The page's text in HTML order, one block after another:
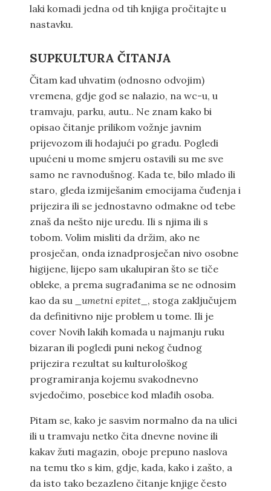
laki komadi jedna od tih knjiga pročitajte u
nastavku.
SUPKULTURA ČITANJA
Čitam kad uhvatim (odnosno odvojim)
vremena, gdje god se nalazio, na wc-u, u
tramvaju, parku, autu.. Ne znam kako bi
opisao čitanje prilikom vožnje javnim
prijevozom ili hodajući po gradu. Pogledi
upućeni u mome smjeru ostavili su me sve
samo ne ravnodušnog. Kada te, bilo mlado ili
staro, gleda izmiješanim emocijama čuđenja i
prijezira ili se jednostavno odmakne od tebe
znaš da nešto nije uredu. Ili s njima ili s
tobom. Volim misliti da držim, ako ne
prosječan, onda iznadprosječan nivo osobne
higijene, lijepo sam ukalupiran što se tiče
obleke, a prema sugrađanima se ne odnosim
kao da su
_umetni epitet_ , stoga zaključujem
da definitivno nije problem u tome. Ili je
cover Novih lakih komada u najmanju ruku
bizaran ili pogledi puni nekog čudnog
prijezira rezultat su kulturološkog
programiranja kojemu svakodnevno
svjedočimo, posebice kod mlađih osoba.
Pitam se, kako je sasvim normalno da na ulici
ili u tramvaju netko čita dnevne novine ili
kakav žuti magazin, oboje prepuno naslova
na temu tko s kim, gdje, kada, kako i zašto, a
da isto tako bezazleno čitanje knjige često